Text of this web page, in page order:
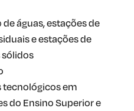
águas, estações de
e estações de
tecnológicos em
do Ensino Superior e